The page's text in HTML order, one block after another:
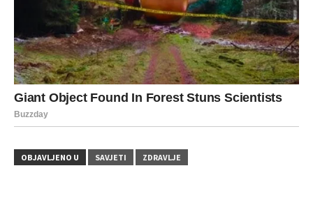
OBJAVLJENO U SAVJETI ZDRAVLJE